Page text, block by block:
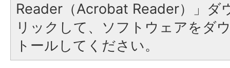
Reader（Acrobat Reader）」ダ
リックして、ソフトウェアをダ
トールしてください。